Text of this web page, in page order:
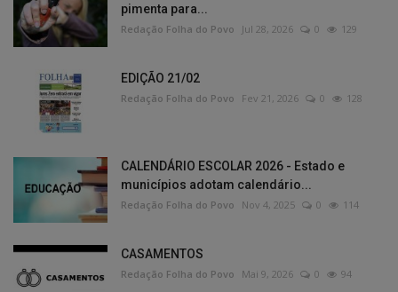
pimenta para...
Redação Folha do Povo Jul 28, 2026 0 129
EDIÇÃO 21/02
Redação Folha do Povo Fev 21, 2026 0 128
CALENDÁRIO ESCOLAR 2026 - Estado e
municípios adotam calendário...
Redação Folha do Povo Nov 4, 2025 0 114
CASAMENTOS
Redação Folha do Povo Mai 9, 2026 0 94